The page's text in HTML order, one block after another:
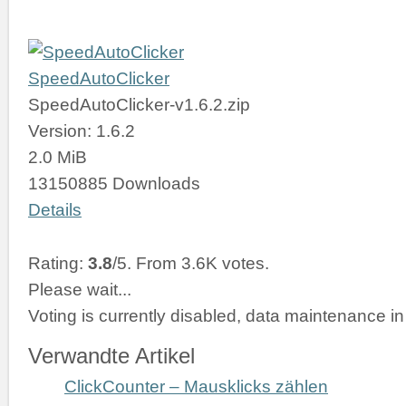
SpeedAutoClicker
SpeedAutoClicker-v1.6.2.zip
Version: 1.6.2
2.0 MiB
13150885 Downloads
Details
Rating: 3.8/5. From 3.6K votes.
Please wait...
Voting is currently disabled, data maintenance
Verwandte Artikel
ClickCounter – Mausklicks zählen